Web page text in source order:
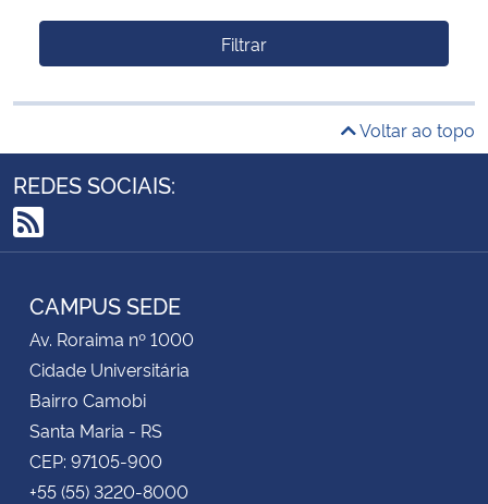
Filtrar
Voltar ao topo
REDES SOCIAIS:
RSS
CAMPUS SEDE
Av. Roraima nº 1000
Cidade Universitária
Bairro Camobi
Santa Maria - RS
CEP: 97105-900
+55 (55) 3220-8000